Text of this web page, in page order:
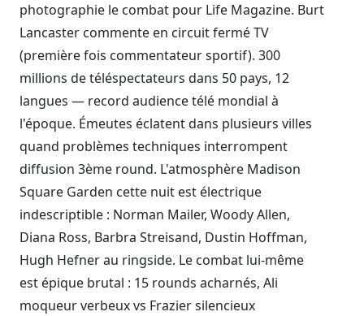
photographie le combat pour Life Magazine. Burt
Lancaster commente en circuit fermé TV
(première fois commentateur sportif). 300
millions de téléspectateurs dans 50 pays, 12
langues — record audience télé mondial à
l'époque. Émeutes éclatent dans plusieurs villes
quand problèmes techniques interrompent
diffusion 3ème round. L'atmosphère Madison
Square Garden cette nuit est électrique
indescriptible : Norman Mailer, Woody Allen,
Diana Ross, Barbra Streisand, Dustin Hoffman,
Hugh Hefner au ringside. Le combat lui-même
est épique brutal : 15 rounds acharnés, Ali
moqueur verbeux vs Frazier silencieux